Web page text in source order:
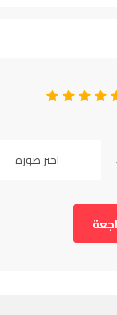
5
4
3
2
اختر صورة